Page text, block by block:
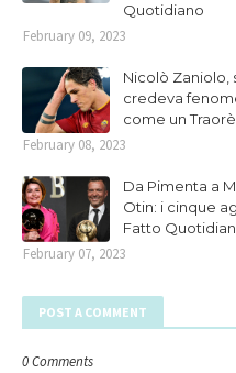
Quotidiano
February 09, 2023
Nicolò Zaniolo,
credeva
come un
February 08, 2023
Da Pimenta a
Otin: i cinque
Fatto
February 07, 2023
POST A COMMENT
0 Comments